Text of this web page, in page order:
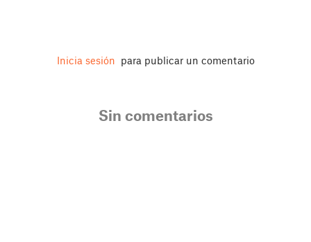
Inicia sesión para publicar un comentario
Sin comentarios